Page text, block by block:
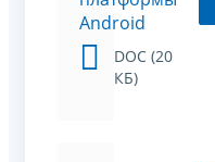
Android
DOC (20
КБ)